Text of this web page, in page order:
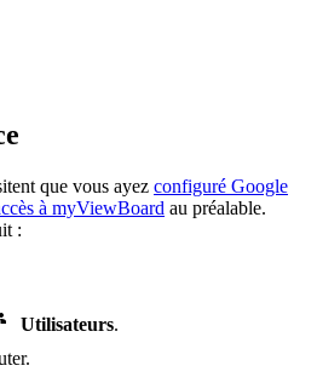
que vous ayez configuré Google
à myViewBoard au préalable.
:
Utilisateurs.